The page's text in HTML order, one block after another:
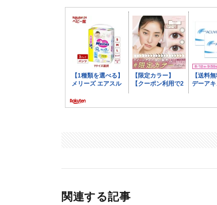
関連する記事